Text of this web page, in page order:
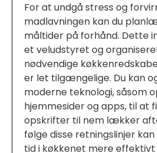
For at undgå stress og
madlavningen kan du
måltider på forhånd. Dette
et veludstyret og
nødvendige
er let tilgængelige. Du kan
moderne teknologi, såsom
hjemmesider og apps, til at
opskrifter til nem lækker
følge disse retningslinjer
tid i køkkenet mere effektivt